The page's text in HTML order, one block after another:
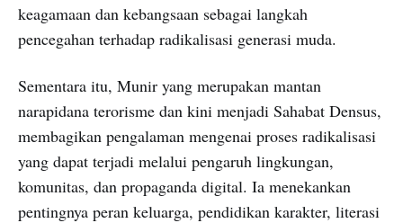
keagamaan dan kebangsaan sebagai langkah
pencegahan terhadap radikalisasi generasi muda.
Sementara itu, Munir yang merupakan mantan
narapidana terorisme dan kini menjadi Sahabat Densus,
membagikan pengalaman mengenai proses radikalisasi
yang dapat terjadi melalui pengaruh lingkungan,
komunitas, dan propaganda digital. Ia menekankan
pentingnya peran keluarga, pendidikan karakter, literasi